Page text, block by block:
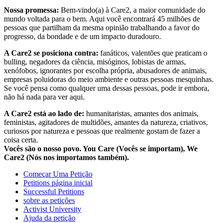
Nossa promessa: Bem-vindo(a) à Care2, a maior comunidade do
mundo voltada para o bem. Aqui você encontrará 45 milhões de
pessoas que partilham da mesma opinião trabalhando a favor do
progresso, da bondade e de um impacto duradouro.
A Care2 se posiciona contra: fanáticos, valentões que praticam o
bulling, negadores da ciência, misóginos, lobistas de armas,
xenófobos, ignorantes por escolha própria, abusadores de animais,
empresas poluidoras do meio ambiente e outras pessoas mesquinhas.
Se você pensa como qualquer uma dessas pessoas, pode ir embora,
não há nada para ver aqui.
A Care2 está ao lado de: humanitaristas, amantes dos animais,
feministas, agitadores de multidões, amantes da natureza, criativos,
curiosos por natureza e pessoas que realmente gostam de fazer a
coisa certa.
Vocês são o nosso povo. You Care (Vocês se importam), We
Care2 (Nós nos importamos também).
Começar Uma Petição
Petitions página inicial
Successful Petitions
sobre as petições
Activist University
Ajuda da petição